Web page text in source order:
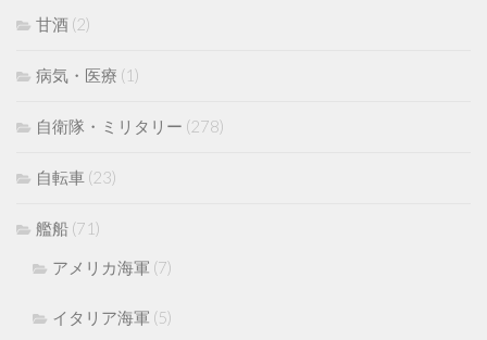
甘酒 (2)
病気・医療 (1)
自衛隊・ミリタリー (278)
自転車 (23)
艦船 (71)
アメリカ海軍 (7)
イタリア海軍 (5)